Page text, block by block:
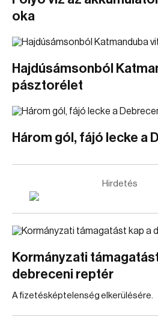
oka
Hajdúsámsonból
pásztorélet
Három gól, fájó lecke a
Hirdetés
Kormányzati
debreceni reptér
A fizetésképtelenség elkerülésére.